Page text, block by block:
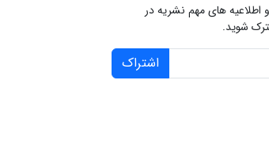
اطلاعیه های مهم نشریه در
شوید.
اشتراک